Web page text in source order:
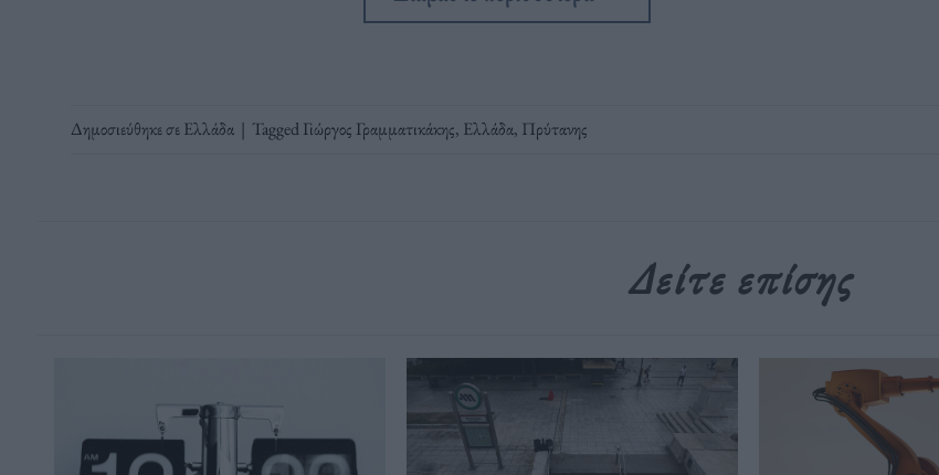
Δημοσιεύθηκε σεΕλλάδα | TaggedΓιώργος Γραμματικάκης, Ελλάδα, Πρύτανης
Δείτε επίσης